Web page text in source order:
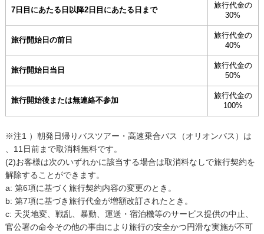
7日目にあたる日以降2日目にあたる日まで
旅行代金の
30%
旅行開始日の前日
旅行代金の
40%
旅行開始日当日
旅行代金の
50%
旅行開始後または無連絡不参加
旅行代金の
100%
※注1 ） 朝発日帰りバスツアー・高速乗合バス（オリオンバス）は
、11日前まで取消料無料です。
(2)お客様は次のいずれかに該当する場合は取消料なしで旅行契約を
解除することができます。
a: 第6項に基づく旅行契約内容の変更のとき。
b: 第7項に基づき旅行代金が増額改訂されたとき。
c: 天災地変、戦乱、暴動、運送・宿泊機等のサービス提供の中止、
官公署の命令その他の事由により旅行の安全かつ円滑な実施が不可